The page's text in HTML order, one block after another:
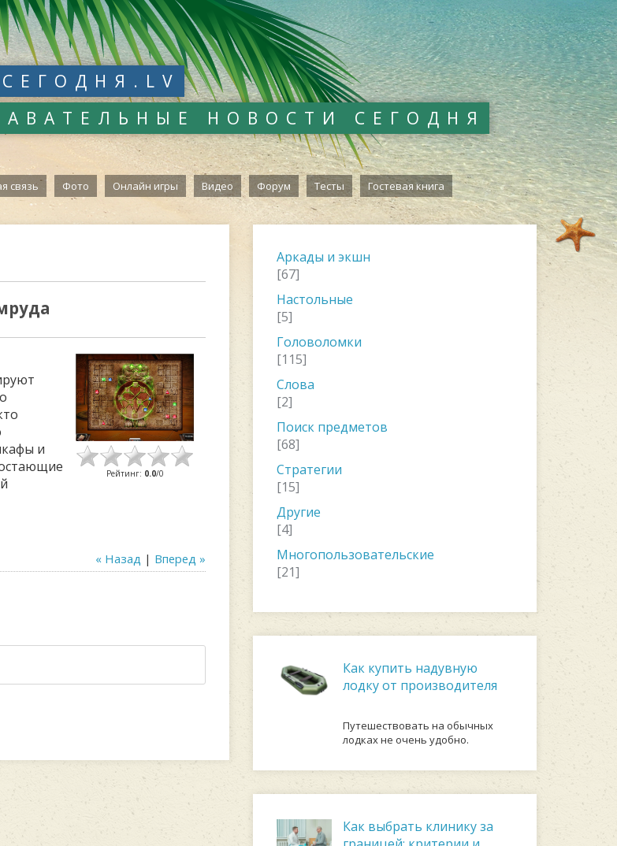
СЕГОДНЯ.LV
НОВОСТИ СЕГОДНЯ
связь Фото Онлайн игры Видео Форум Тесты Гостевая книга
и
Рейтинг: 0.0/0
« Назад | Вперед »
Аркады и экшн
[67]
Настольные
[5]
Головоломки
[115]
Слова
[2]
Поиск предметов
[68]
Стратегии
[15]
Другие
[4]
Многопользовательские
[21]
Как купить надувную
лодку от производителя
Путешествовать на обычных
лодках не очень удобно.
Как выбрать клинику за